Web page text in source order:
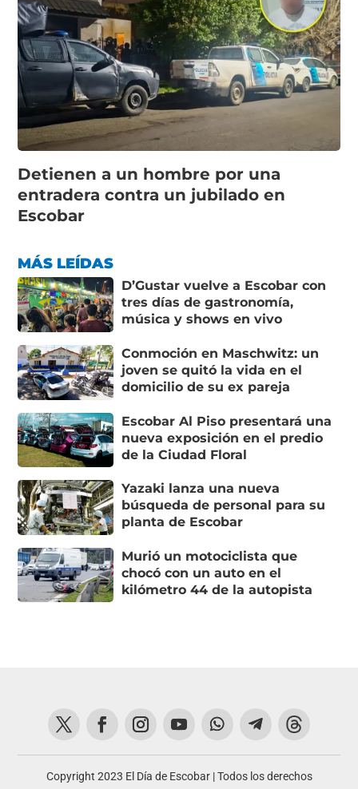
Detienen a un hombre por una
entradera contra un jubilado en
Escobar
MÁS LEÍDAS
D’Gustar vuelve a Escobar con
tres días de gastronomía,
música y shows en vivo
Conmoción en Maschwitz: un
joven se quitó la vida en el
domicilio de su ex pareja
Escobar Al Piso presentará una
nueva exposición en el predio
de la Ciudad Floral
Yazaki lanza una nueva
búsqueda de personal para su
planta de Escobar
Murió un motociclista que
chocó con un auto en el
kilómetro 44 de la autopista
Copyright 2023 El Día de Escobar | Todos los derechos